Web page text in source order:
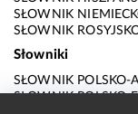
SŁOWNIK
SŁOWNIK
Słowniki
SŁOWNIK POLSKO-
SŁOWNIK POLSKO-